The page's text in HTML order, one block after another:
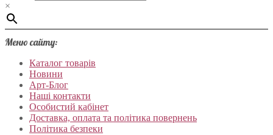
×
Меню сайту:
Каталог товарів
Новини
Арт-Блог
Наші контакти
Особистий кабінет
Доставка, оплата та політика повернень
Політика безпеки